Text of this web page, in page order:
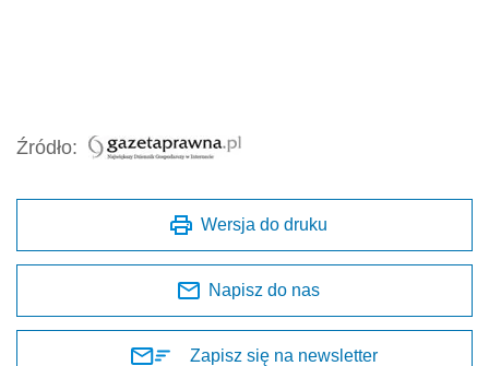
Źródło:
Wersja do druku
Napisz do nas
Zapisz się na newsletter